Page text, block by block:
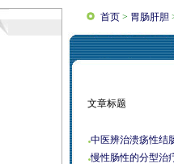
首页 > 胃肠肝胆
文章标题
中医辨治溃疡性结
慢性肠性的分型治